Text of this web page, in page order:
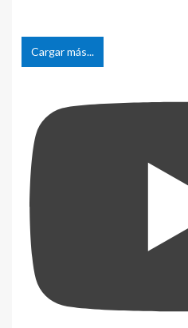
Cargar más...